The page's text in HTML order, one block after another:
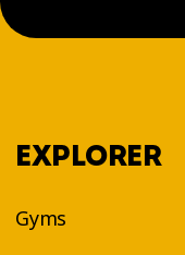
EXPLORER
Gyms